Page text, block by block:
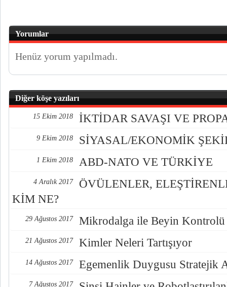
Yorumlar
Henüz yorum yapılmadı.
Diğer köşe yazıları
15 Ekim 2018 İKTİDAR SAVAŞI VE
9 Ekim 2018 SİYASAL/EKONOMİK
1 Ekim 2018 ABD-NATO VE TÜRKİYE
4 Aralık 2017
ÖVÜLENLER,
KİM NE?
29 Ağustos 2017 Mikrodalga ile Beyin Kontrolü
21 Ağustos 2017 Kimler Neleri Tartışıyor
14 Ağustos 2017 Egemenlik Duygusu Stratejik
7 Ağustos 2017